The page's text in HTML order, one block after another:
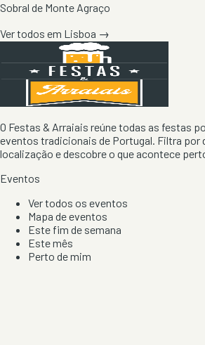
Sobral de Monte Agraço
Ver todos em Lisboa →
O Festas & Arraiais reúne todas as festas
eventos tradicionais de Portugal. Filtra por
localização e descobre o que acontece
Eventos
Ver todos os eventos
Mapa de eventos
Este fim de semana
Este mês
Perto de mim